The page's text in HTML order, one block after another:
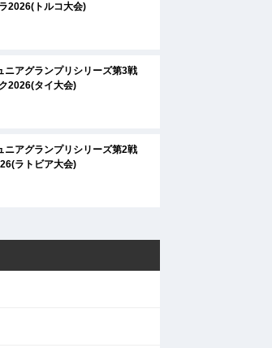
2026(トルコ大会)
ニアグランプリシリーズ第3戦
2026(タイ大会)
ニアグランプリシリーズ第2戦
ラトビア大会)